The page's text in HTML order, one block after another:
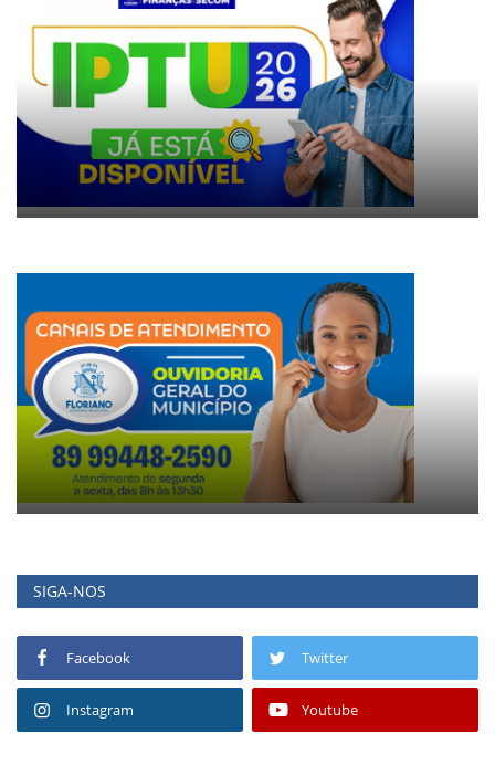
SIGA-NOS
Facebook Twitter
Instagram Youtube